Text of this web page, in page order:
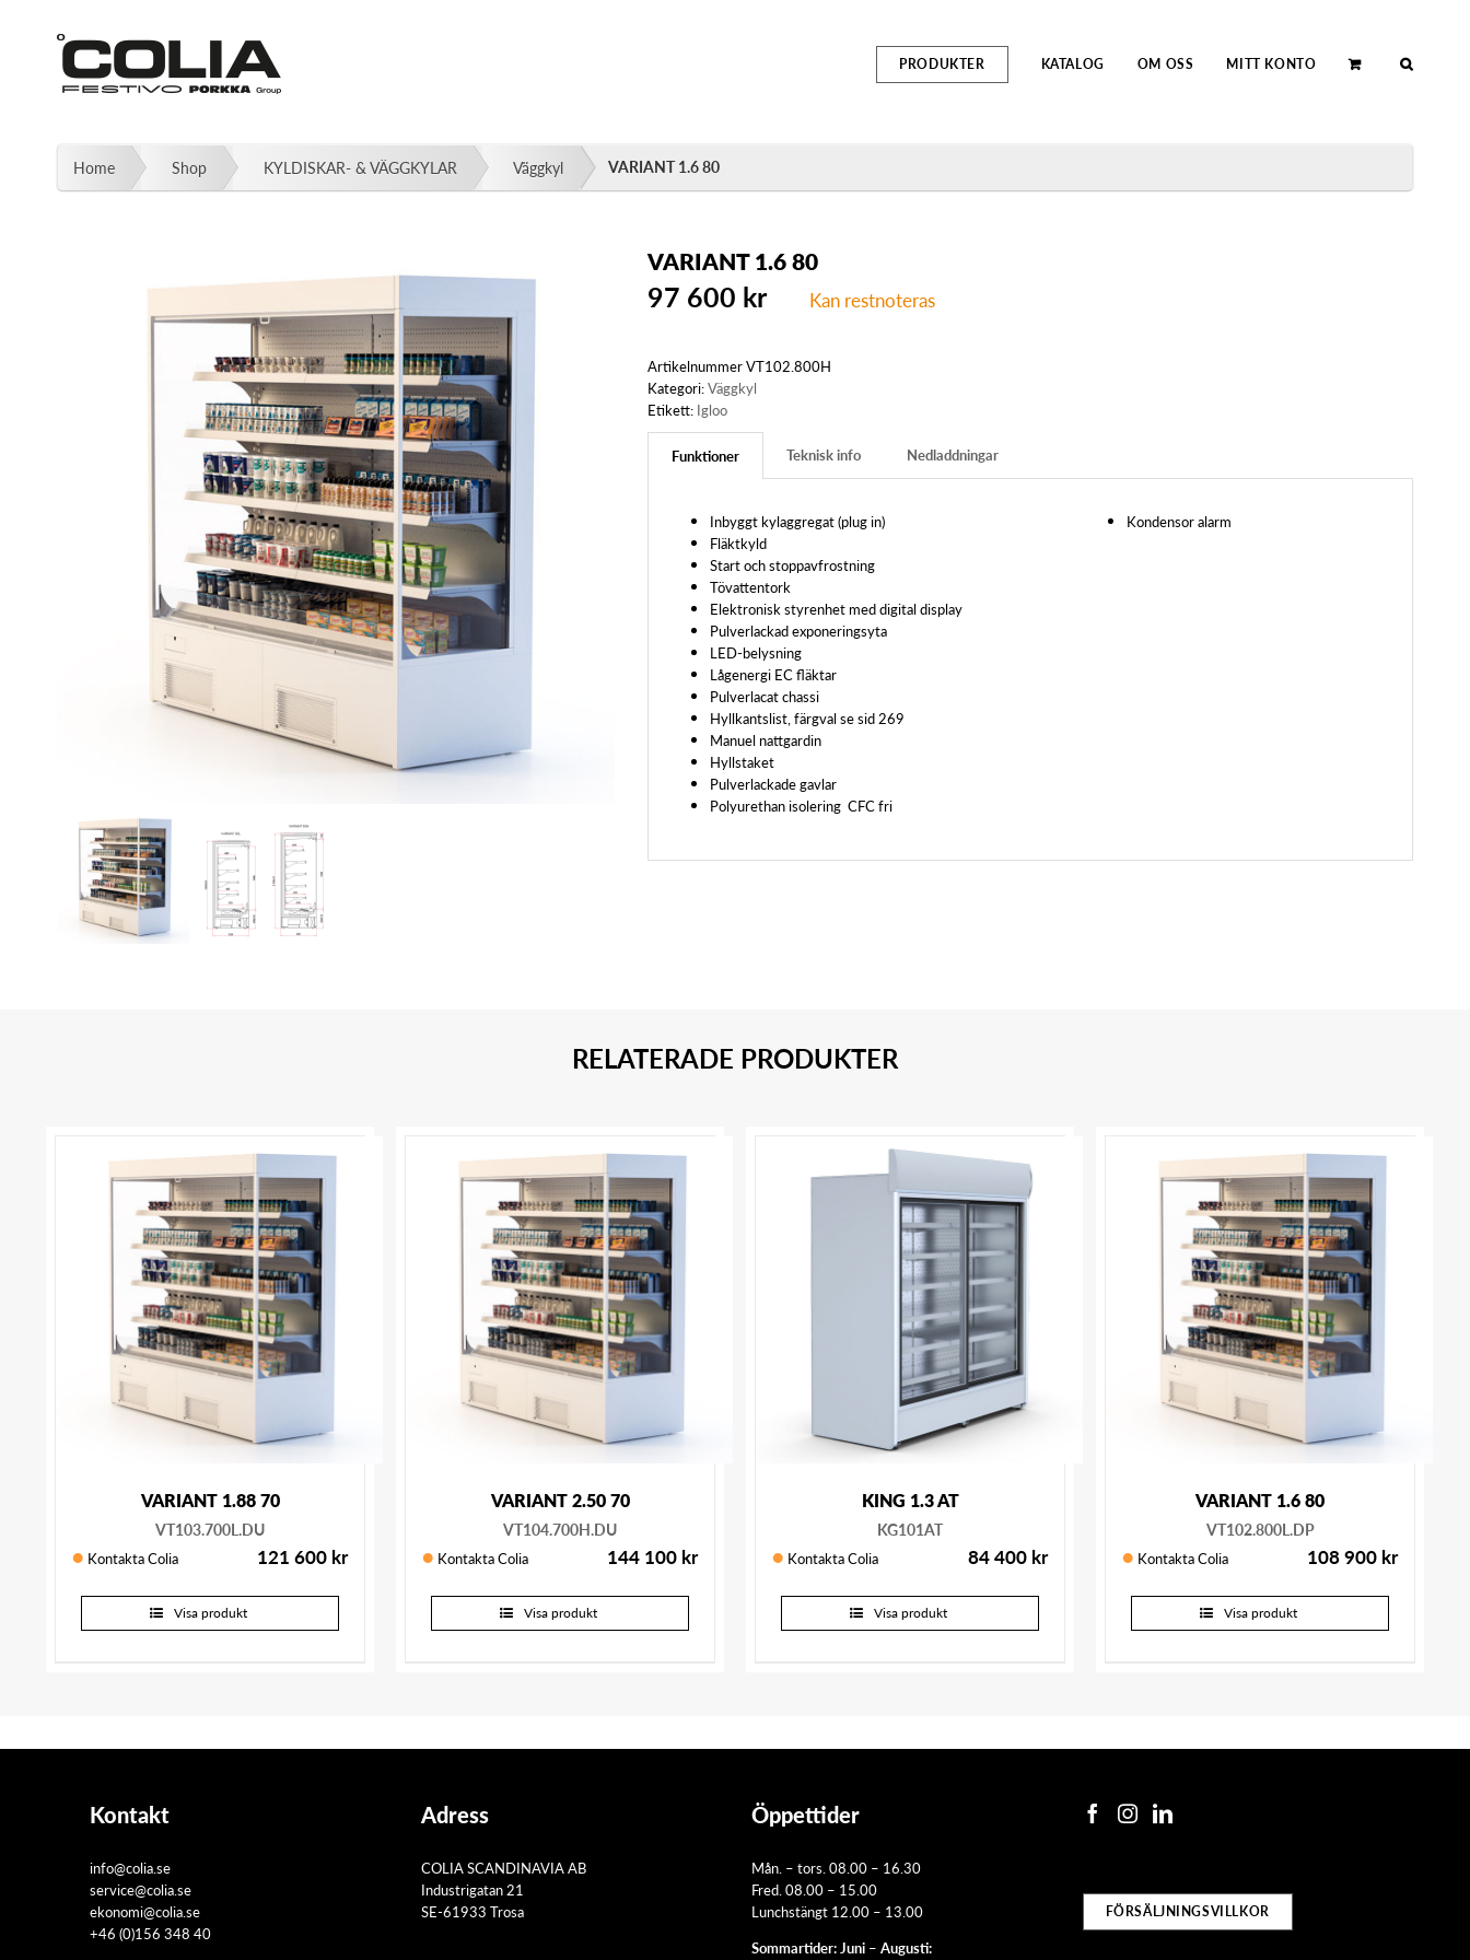
PRODUKTER KATALOG OM OSS MITT KONTO
Home Shop KYLDISKAR- & VÄGGKYLAR Väggkyl VARIANT 1.6 80
VARIANT 1.6 80
97 600 kr Kan restnoteras
ArtikelnummerVT102.800H
Kategori:Väggkyl
Etikett: Igloo
Funktioner Teknisk info Nedladdningar
Inbyggt kylaggregat (plug in)
Fläktkyld
Start och stoppavfrostning
Tövattentork
Elektronisk styrenhet med digital display
Pulverlackad exponeringsyta
LED-belysning
Lågenergi EC fläktar
Pulverlacat chassi
Hyllkantslist, färgval se sid 269
Manuel nattgardin
Hyllstaket
Pulverlackade gavlar
Polyurethan isolering CFC fri
Kondensor alarm
RELATERADE PRODUKTER
VARIANT 1.88 70
VT103.700L.DU
Kontakta Colia 121 600 kr
Visa produkt
VARIANT 2.50 70
VT104.700H.DU
Kontakta Colia 144 100 kr
Visa produkt
KING 1.3 AT
KG101AT
Kontakta Colia 84 400 kr
Visa produkt
VARIANT 1.6 80
VT102.800L.DP
Kontakta Colia 108 900 kr
Visa produkt
Kontakt
info@colia.se
service@colia.se
ekonomi@colia.se
+46 (0)156 348 40
Adress
COLIA SCANDINAVIA AB
Industrigatan 21
SE-61933 Trosa
Öppettider
Mån. – tors. 08.00 – 16.30
Fred. 08.00 – 15.00
Lunchstängt 12.00 – 13.00
Sommartider: Juni – Augusti:
FÖRSÄLJNINGSVILLKOR